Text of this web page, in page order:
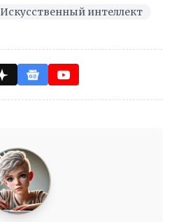
Искусственный интеллект